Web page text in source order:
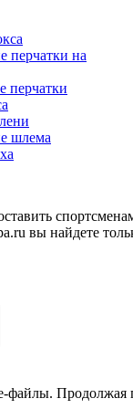
перчатки на
перчатки
шлема
вы найдете
Продолжая